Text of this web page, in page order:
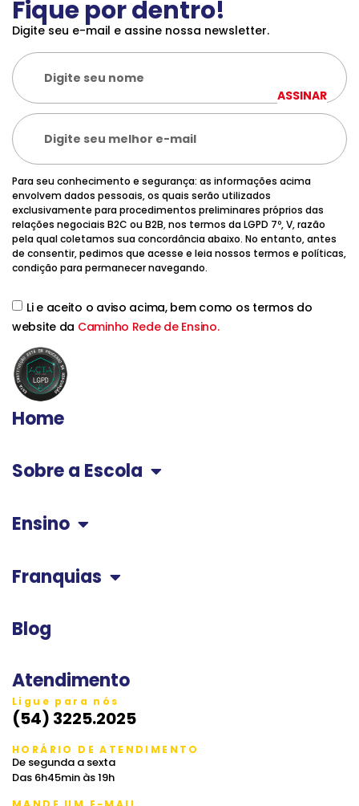
Fique por dentro!
Digite seu e-mail e assine nossa newsletter.
Para seu conhecimento e segurança: as informações acima
envolvem dados pessoais, os quais serão utilizados
exclusivamente para procedimentos preliminares próprios das
relações negociais B2C ou B2B, nos termos da LGPD 7º, V, razão
pela qual coletamos sua concordância abaixo. No entanto, antes
de consentir, pedimos que acesse e leia nossos termos e políticas,
condição para permanecer navegando.
Li e aceito o aviso acima, bem como os termos do
website da Caminho Rede de Ensino.
ASSINAR
Home
Sobre a Escola
Ensino
Franquias
Blog
Atendimento
Ligue para nós
(54) 3225.2025
HORÁRIO DE ATENDIMENTO
De segunda a sexta
Das 6h45min às 19h